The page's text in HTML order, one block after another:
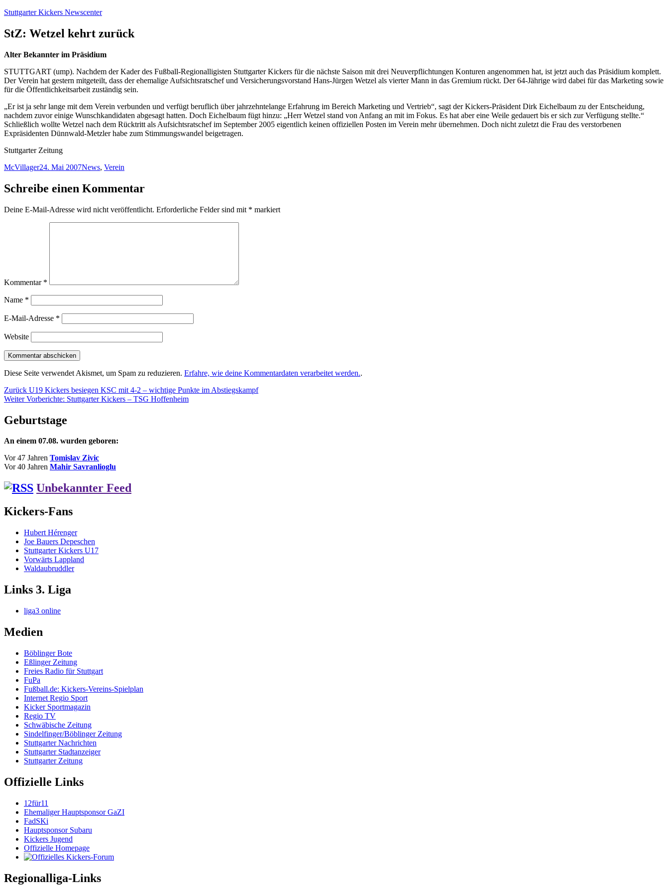
Zum
springen
Stuttgarter Kickers Newscenter
StZ: Wetzel kehrt zurück
Alter Bekannter im Präsidium
STUTTGART (ump). Nachdem der Kader des Fußball-Regionalligisten Stuttgarter Kickers für die nächste Saison mit drei Neuverpflichtungen Konturen angenommen hat, ist jetzt auch das Präsidium komplett.
Der Verein hat gestern mitgeteilt, dass der ehemalige Aufsichtsratschef und Versicherungsvorstand Hans-Jürgen Wetzel als vierter Mann in das Gremium rückt. Der 64-Jährige wird dabei für das Marketing sowie
für die Öffentlichkeitsarbeit zuständig sein.
„Er ist ja sehr lange mit dem Verein verbunden und verfügt beruflich über jahrzehntelange Erfahrung im Bereich Marketing und Vertrieb“, sagt der Kickers-Präsident Dirk Eichelbaum zu der Entscheidung,
nachdem zuvor einige Wunschkandidaten abgesagt hatten. Doch Eichelbaum fügt hinzu: „Herr Wetzel stand von Anfang an mit im Fokus. Es hat aber eine Weile gedauert bis er sich zur Verfügung stellte.“
Schließlich wollte Wetzel nach dem Rücktritt als Aufsichtsratschef im September 2005 eigentlich keinen offiziellen Posten im Verein mehr übernehmen. Doch nicht zuletzt die Frau des verstorbenen
Expräsidenten Dünnwald-Metzler habe zum Stimmungswandel beigetragen.
Stuttgarter Zeitung
Autor
McVillagerVeröffentlicht
24. Mai 2007Kategorien
News, Verein
Schreibe einen Kommentar
Deine E-Mail-Adresse wird nicht veröffentlicht. Erforderliche Felder sind mit * markiert
Kommentar *
Name *
E-Mail-Adresse *
Website
Diese Seite verwendet Akismet, um Spam zu reduzieren. Erfahre, wie deine Kommentardaten verarbeitet werden..
Beitragsnavigation
Zurück Vorheriger
Beitrag:
U19 Kickers besiegen KSC mit 4-2 – wichtige Punkte im Abstiegskampf
Weiter Nächster
Vorberichte: Stuttgarter Kickers – TSG Hoffenheim
Geburtstage
An einem 07.08. wurden geboren:
Vor 47 Jahren Tomislav Zivic
Vor 40 Jahren Mahir Savranlioglu
Unbekannter Feed
Kickers-Fans
Hubert Hérenger
Joe Bauers Depeschen
Stuttgarter Kickers U17
Vorwärts Lappland
Waldaubruddler
Links 3. Liga
liga3 online
Medien
Böblinger Bote
Eßlinger Zeitung
Freies Radio für Stuttgart
FuPa
Fußball.de: Kickers-Vereins-Spielplan
Internet Regio Sport
Kicker Sportmagazin
Regio TV
Schwäbische Zeitung
Sindelfinger/Böblinger Zeitung
Stuttgarter Nachrichten
Stuttgarter Stadtanzeiger
Stuttgarter Zeitung
Offizielle Links
12für11
Ehemaliger Hauptsponsor GaZI
FadSKi
Hauptsponsor Subaru
Kickers Jugend
Offizielle Homepage
Regionalliga-Links